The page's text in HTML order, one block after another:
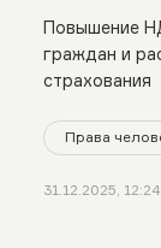
Повышение
граждан и
страхования
Права
31.12.2025, 12:24